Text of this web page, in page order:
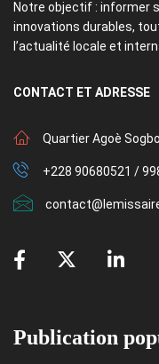
Notre objectif : informer
innovations durables,
l’actualité locale et
CONTACT ET ADRESSE
Quartier Agoè
+228 90680521 /
Publication